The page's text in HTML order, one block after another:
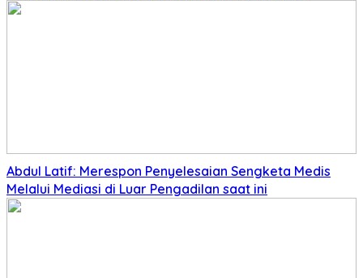
Abdul Latif: Merespon Penyelesaian Sengketa Medis
Melalui Mediasi di Luar Pengadilan saat ini